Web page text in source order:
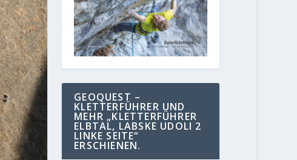
GEOQUEST –
KLETTERFÜHRER UND
MEHR „KLETTERFÜHRER
ELBTAL, LABSKE UDOLI 2
LINKE SEITE“
ERSCHIENEN.